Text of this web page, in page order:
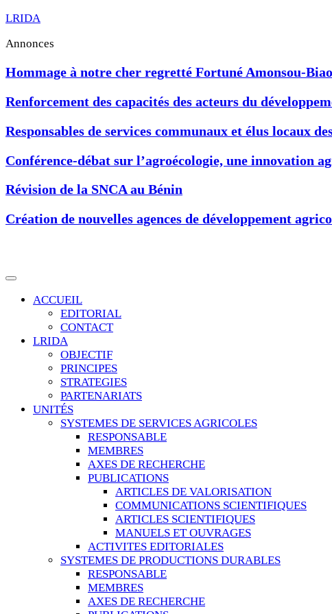
LRIDA
Annonces
Hommage à notre cher regretté Fortuné Amonsou-
Renforcement des capacités des acteurs du
Responsables de services communaux et élus locaux
Conférence-débat sur l’agroécologie, une innovation
Révision de la SNCA au Bénin
Création de nouvelles agences de développement
ACCUEIL
EDITORIAL
CONTACT
LRIDA
OBJECTIF
PRINCIPES
STRATEGIES
PARTENARIATS
UNITÉS
SYSTEMES DE SERVICES AGRICOLES
RESPONSABLE
MEMBRES
AXES DE RECHERCHE
PUBLICATIONS
ARTICLES DE VALORISATION
COMMUNICATIONS SCIENTIFIQUES
ARTICLES SCIENTIFIQUES
MANUELS ET OUVRAGES
ACTIVITES EDITORIALES
SYSTEMES DE PRODUCTIONS DURABLES
RESPONSABLE
MEMBRES
AXES DE RECHERCHE